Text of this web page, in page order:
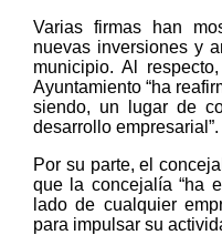
Varias firmas han
nuevas inversiones y
municipio. Al
Ayuntamiento “ha
siendo, un lugar de
desarrollo empresarial”.
Por su parte, el
que la concejalía “ha
lado de cualquier
para impulsar su